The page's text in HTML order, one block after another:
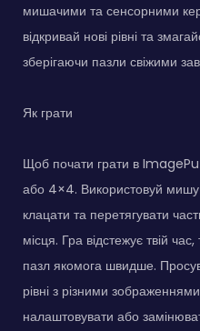
мишачими та сенсорними
відкривай нові рівні та
зберігаючи пазли свіжими
Як грати
Щоб почати грати в
або 4×4. Використовуй
клацати та перетягувати
місця. Гра відстежує твій
пазл якомога швидше.
рівні з різними
налаштовувати або